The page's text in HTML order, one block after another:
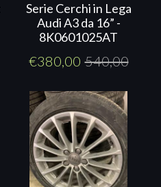
Serie Cerchi in Lega
Audi A3 da 16” -
8K0601025AT
€380,00 540,00